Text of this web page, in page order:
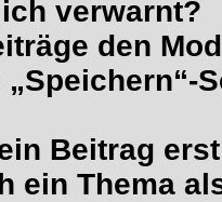
verwarnt?
den
Beitrag
ein Thema